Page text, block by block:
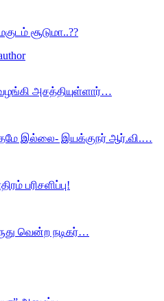
சூடுமா..??
வழங்கி அசத்தியுள்ளார்…
இல்லை- இயக்குநர் ஆர்.வி.…
பரிசளிப்பு!
வென்ற நடிகர்…